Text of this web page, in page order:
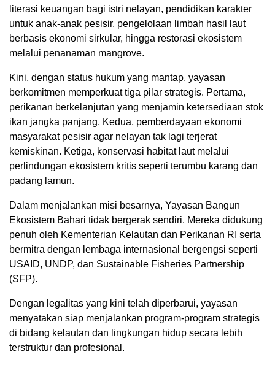
literasi keuangan bagi istri nelayan, pendidikan karakter
untuk anak-anak pesisir, pengelolaan limbah hasil laut
berbasis ekonomi sirkular, hingga restorasi ekosistem
melalui penanaman mangrove.
Kini, dengan status hukum yang mantap, yayasan
berkomitmen memperkuat tiga pilar strategis. Pertama,
perikanan berkelanjutan yang menjamin ketersediaan stok
ikan jangka panjang. Kedua, pemberdayaan ekonomi
masyarakat pesisir agar nelayan tak lagi terjerat
kemiskinan. Ketiga, konservasi habitat laut melalui
perlindungan ekosistem kritis seperti terumbu karang dan
padang lamun.
Dalam menjalankan misi besarnya, Yayasan Bangun
Ekosistem Bahari tidak bergerak sendiri. Mereka didukung
penuh oleh Kementerian Kelautan dan Perikanan RI serta
bermitra dengan lembaga internasional bergengsi seperti
USAID, UNDP, dan Sustainable Fisheries Partnership
(SFP).
Dengan legalitas yang kini telah diperbarui, yayasan
menyatakan siap menjalankan program-program strategis
di bidang kelautan dan lingkungan hidup secara lebih
terstruktur dan profesional.